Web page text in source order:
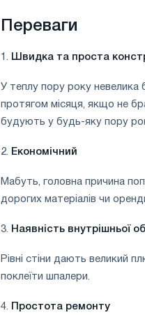
Переваги
1. Швидка та проста
У теплу пору року невелика
протягом місяця, якщо не
будують у будь-яку пору
2. Економічний
Мабуть, головна причина
дорогих матеріалів чи
3. Наявність внутрішньої
Рівні стіни дають великий
поклеїти шпалери.
4. Простота ремонту